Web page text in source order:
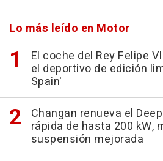
Lo más leído en Motor
El coche del Rey Felipe
el deportivo de edición
Spain'
Changan renueva el
rápida de hasta 200 kW,
suspensión mejorada